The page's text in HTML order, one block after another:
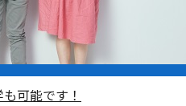
可能です！